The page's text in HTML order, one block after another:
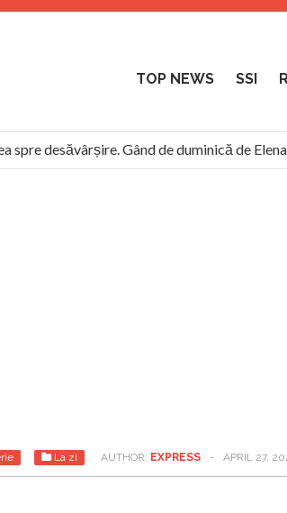
TOP NEWS SSI
desăvârșire. Gând de duminică de Elena
“românii sunt slavi, nu latini”.
La zi AUTHOR: EXPRESS - APRIL 27,